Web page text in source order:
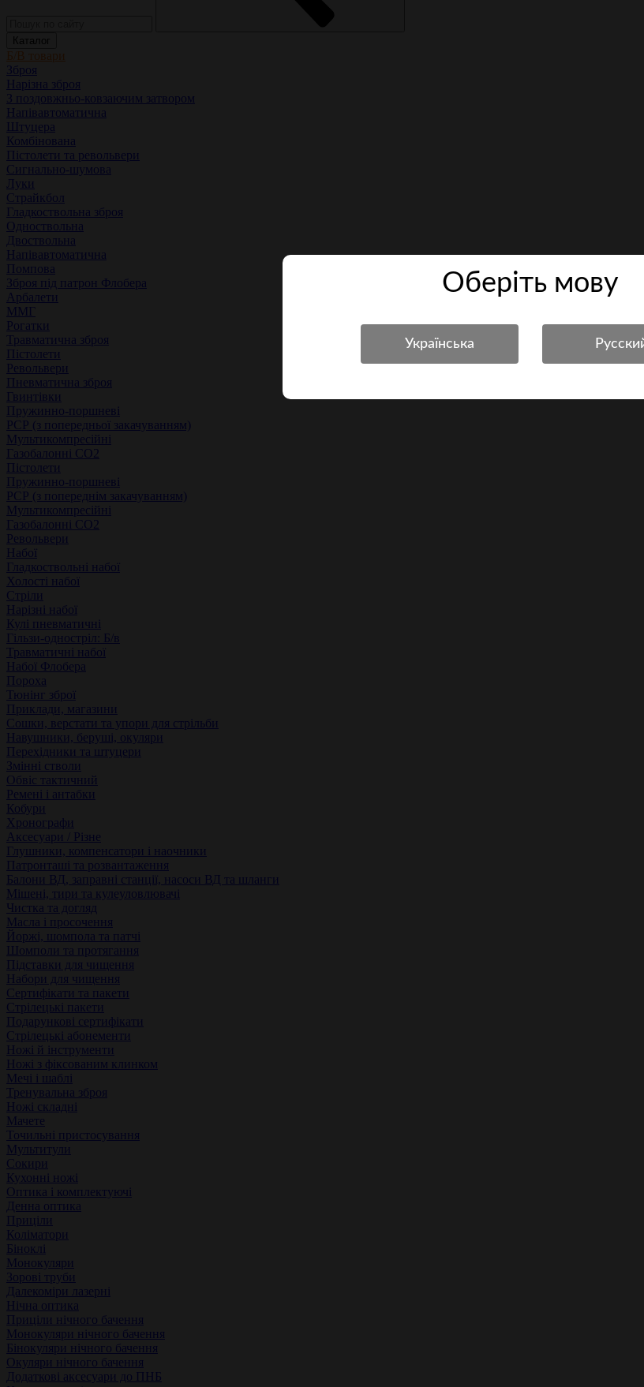
Каталог
Б/В товари
Зброя
Нарізна зброя
З поздовжньо-ковзаючим затвором
Напівавтоматична
Штуцера
Комбінована
Пістолети та револьвери
Сигнально-шумова
Луки
Страйкбол
Гладкоствольна зброя
Одноствольна
Двоствольна
Напівавтоматична
Помпова
Зброя під патрон Флобера
Арбалети
ММГ
Рогатки
Травматична зброя
Пістолети
Револьвери
Пневматична зброя
Гвинтівки
Пружинно-поршневі
РСР (з попередньої закачуванням)
Мультикомпресійні
Газобалонні СО2
Пістолети
Пружинно-поршневі
РСР (з попереднім закачуванням)
Мультикомпресійні
Газобалонні СО2
Револьвери
Набої
Гладкоствольні набої
Холості набої
Стріли
Нарізні набої
Кулі пневматичні
Гільзи-одностріл: Б/в
Травматичні набої
Набої Флобера
Пороха
Тюнінг зброї
Приклади, магазини
Сошки, верстати та упори для стрільби
Навушники, беруші, окуляри
Перехідники та штуцери
Змінні стволи
Обвіс тактичний
Ремені і антабки
Кобури
Хронографи
Аксесуари / Різне
Глушники, компенсатори і наочники
Патронташі та розвантаження
Балони ВД, заправні станції, насоси ВД та шланги
Мішені, тири та кулеуловлювачі
Чистка та догляд
Масла і просочення
Йоржі, шомпола та патчі
Шомполи та протягання
Підставки для чищення
Набори для чищення
Сертифікати та пакети
Стрілецькі пакети
Подарункові сертифікати
Стрілецькі абонементи
Ножі й інструменти
Ножі з фіксованим клинком
Мечі і шаблі
Тренувальна зброя
Ножі складні
Мачете
Точильні пристосування
Мультитули
Сокири
Кухонні ножі
Оптика і комплектуючі
Денна оптика
Приціли
Коліматори
Біноклі
Монокуляри
Зорові труби
Далекоміри лазерні
Нічна оптика
Приціли нічного бачення
Монокуляри нічного бачення
Бінокуляри нічного бачення
Окуляри нічного бачення
Додаткові аксесуари до ПНБ
Оберiть мову